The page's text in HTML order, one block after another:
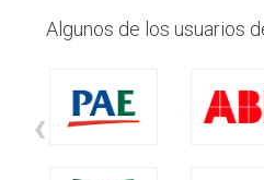
Algunos de los usuarios
‹